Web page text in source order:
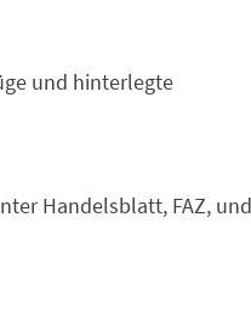
und hinterlegte
Handelsblatt, FAZ,